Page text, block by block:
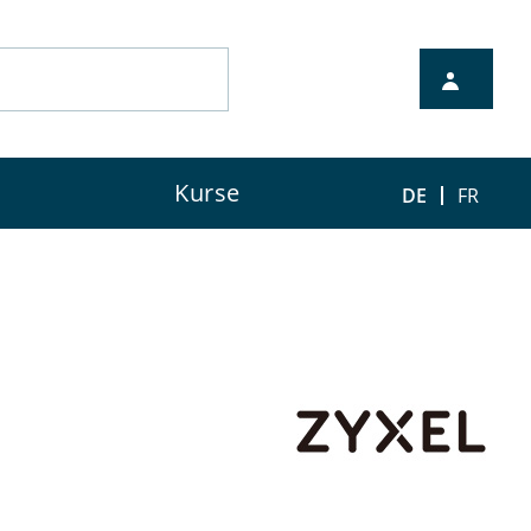
Kurse DE FR
Vertriebspartner.